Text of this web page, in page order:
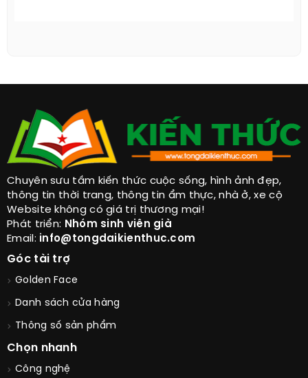
Chuyên sưu tầm kiến thức cuộc sống, hình ảnh đẹp,
thông tin thời trang, thông tin ẩm thực, nhà ở, xe cộ
Website không có giá trị thương mại!
Phát triển: Nhóm sinh viên già
Email: info@tongdaikienthuc.com
Góc tài trợ
Golden Face
Danh sách cửa hàng
Thông số sản phẩm
Chọn nhanh
Công nghệ